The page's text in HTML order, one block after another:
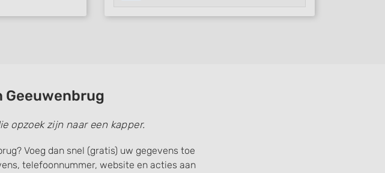
Geeuwenbrug
opzoek zijn naar een kapper.
Voeg dan snel (gratis) uw gegevens toe
telefoonnummer, website en acties aan